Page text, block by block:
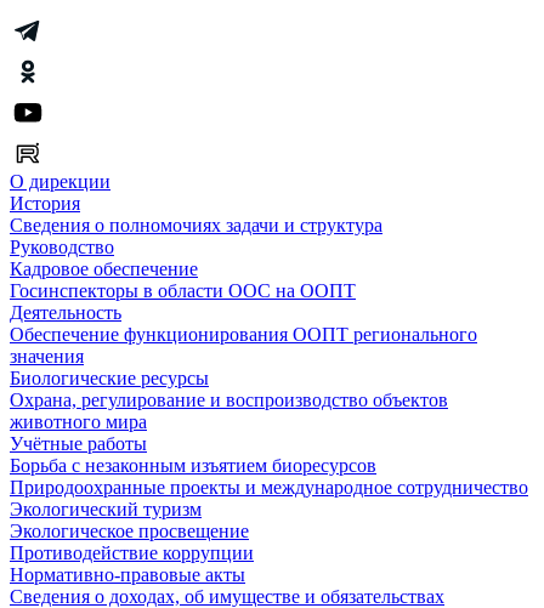
О дирекции
История
Сведения о полномочиях задачи и структура
Руководство
Кадровое обеспечение
Госинспекторы в области ООС на ООПТ
Деятельность
Обеспечение функционирования ООПТ регионального
значения
Биологические ресурсы
Охрана, регулирование и воспроизводство объектов
животного мира
Учётные работы
Борьба с незаконным изъятием биоресурсов
Природоохранные проекты и международное сотрудничество
Экологический туризм
Экологическое просвещение
Противодействие коррупции
Нормативно-правовые акты
Сведения о доходах, об имуществе и обязательствах